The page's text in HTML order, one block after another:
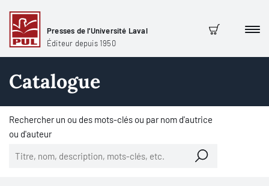
Presses de l'Université Laval
Éditeur depuis 1950
Panier
Catalogue
Rechercher un ou des mots-clés ou par nom d'autrice
ou d'auteur